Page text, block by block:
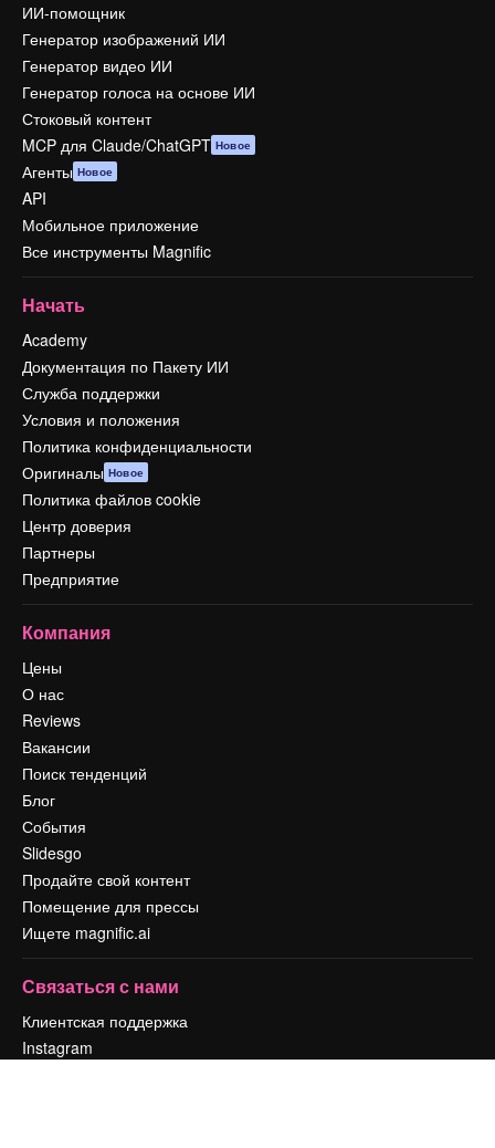
ИИ-помощник
Генератор изображений ИИ
Генератор видео ИИ
Генератор голоса на основе ИИ
Стоковый контент
MCP для Claude/ChatGPT Новое
Агенты Новое
API
Мобильное приложение
Все инструменты Magnific
Начать
Academy
Документация по Пакету ИИ
Служба поддержки
Условия и положения
Политика конфиденциальности
Оригиналы Новое
Политика файлов cookie
Центр доверия
Партнеры
Предприятие
Компания
Цены
О нас
Reviews
Вакансии
Поиск тенденций
Блог
События
Slidesgo
Продайте свой контент
Помещение для прессы
Ищете magnific.ai
Связаться с нами
Клиентская поддержка
Instagram